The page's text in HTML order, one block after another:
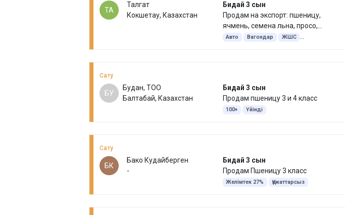
ТА
Талгат
Кокшетау, Казахстан
Бидай 3 сын
Продам на экспорт: пшеницу,
ячмень, семена льна, просо,
горох, рапс, горчицу, чечевицу и
Авто Вагондар
ЖШС
Сату
БУ
Будан, ТОО
Балтабай, Казахстан
Бидай 3 сын
Продам пшеницу 3 и 4 класс
100+ Үйінді
Сату
БК
Бако Кудайберген
-
Бидай 3 сын
Продам Пшеницу 3 класс
Желімтек 27% Құжаттарсыз